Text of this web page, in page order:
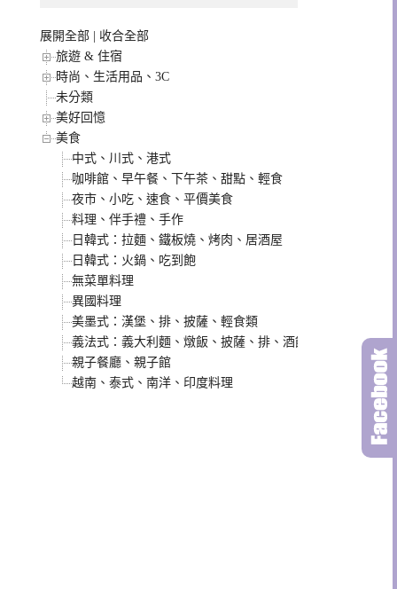
展開全部
收合全部
旅遊 & 住宿
時尚、生活用品、3C
未分類
美好回憶
美食
中式、川式、港式
咖啡館、早午餐、下午茶、甜點、輕食
夜市、小吃、速食、平價美食
料理、伴手禮、手作
日韓式：拉麵、鐵板燒、烤肉、居酒屋
日韓式：火鍋、吃到飽
無菜單料理
異國料理
美墨式：漢堡、排、披薩、輕食類
義法式：義大利麵、燉飯、披薩、排、酒館類
親子餐廳、親子館
越南、泰式、南洋、印度料理